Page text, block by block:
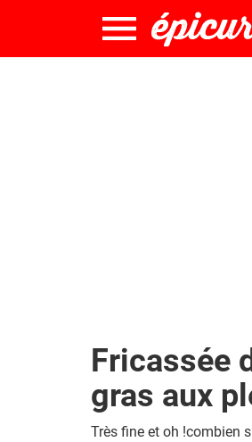
Fricassée
gras aux
Très fine et oh !combien